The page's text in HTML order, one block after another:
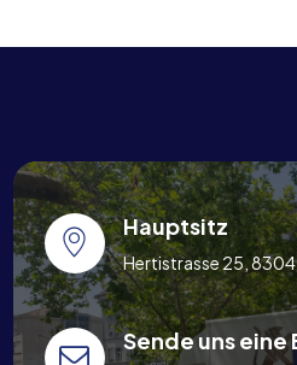
Hauptsitz
Hertistrasse 25, 8304
Sende uns eine